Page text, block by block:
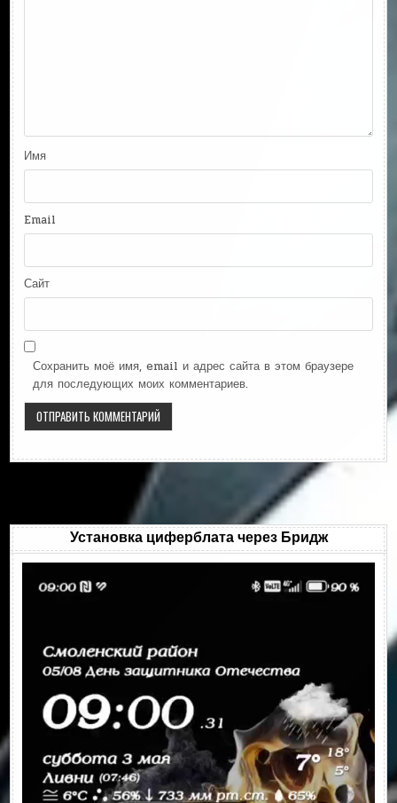
Имя
Email
Сайт
Сохранить моё имя, email и адрес сайта в этом браузере
для последующих моих комментариев.
Установка циферблата через Бридж